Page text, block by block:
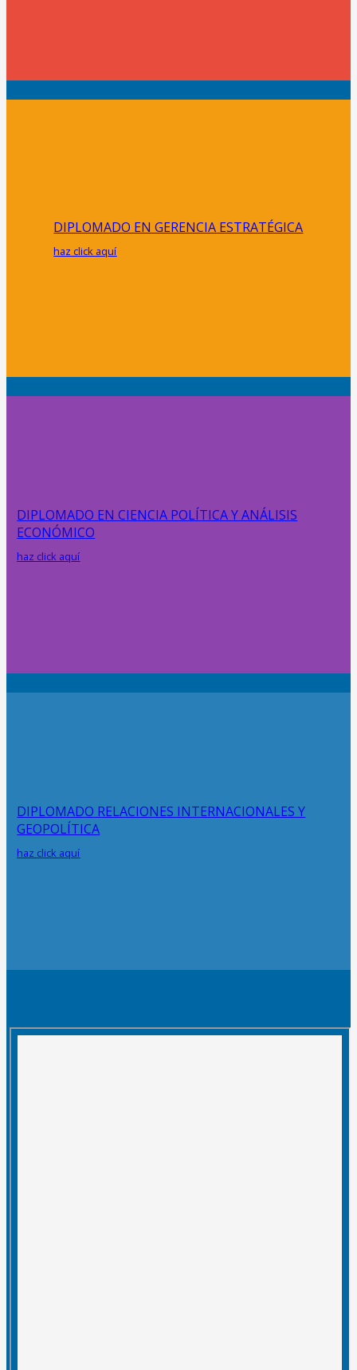
DIPLOMADO EN GERENCIA ESTRATÉGICA
haz click aquí
DIPLOMADO EN CIENCIA POLÍTICA Y ANÁLISIS
ECONÓMICO
haz click aquí
DIPLOMADO RELACIONES INTERNACIONALES Y
GEOPOLÍTICA
haz click aquí